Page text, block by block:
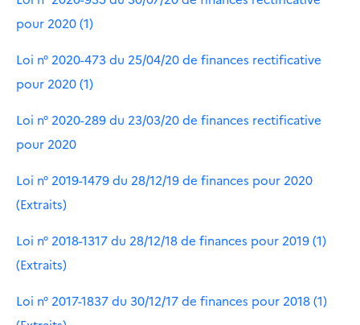
pour 2020 (1)
Loi n° 2020-473 du 25/04/20 de finances rectificative
pour 2020 (1)
Loi n° 2020-289 du 23/03/20 de finances rectificative
pour 2020
Loi n° 2019-1479 du 28/12/19 de finances pour 2020
(Extraits)
Loi n° 2018-1317 du 28/12/18 de finances pour 2019 (1)
(Extraits)
Loi n° 2017-1837 du 30/12/17 de finances pour 2018 (1)